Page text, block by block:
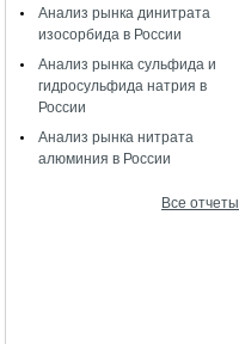
Анализ рынка динитрата
изосорбида в России
Анализ рынка сульфида и
гидросульфида натрия в
России
Анализ рынка нитрата
алюминия в России
Все отчеты